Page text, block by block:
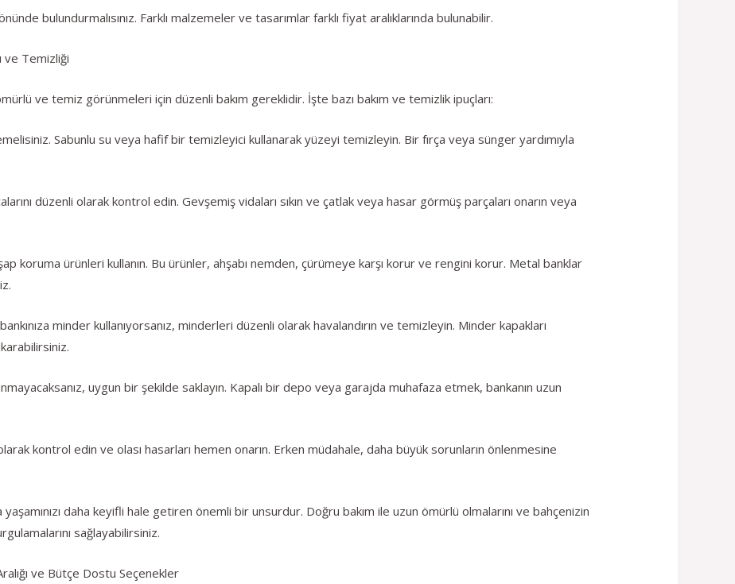
bulundurmalısınız. Farklı malzemeler ve tasarımlar farklı fiyat aralıklarında bulunabilir.
ve Temizliği
ve temiz görünmeleri için düzenli bakım gereklidir. İşte bazı bakım ve temizlik ipuçları:
Sabunlu su veya hafif bir temizleyici kullanarak yüzeyi temizleyin. Bir fırça veya sünger yardımıyla
düzenli olarak kontrol edin. Gevşemiş vidaları sıkın ve çatlak veya hasar görmüş parçaları onarın veya
koruma ürünleri kullanın. Bu ürünler, ahşabı nemden, çürümeye karşı korur ve rengini korur. Metal banklar
minder kullanıyorsanız, minderleri düzenli olarak havalandırın ve temizleyin. Minder kapakları
uygun bir şekilde saklayın. Kapalı bir depo veya garajda muhafaza etmek, bankanın uzun
kontrol edin ve olası hasarları hemen onarın. Erken müdahale, daha büyük sorunların önlenmesine
yaşamınızı daha keyifli hale getiren önemli bir unsurdur. Doğru bakım ile uzun ömürlü olmalarını ve bahçenizin
sağlayabilirsiniz.
ve Bütçe Dostu Seçenekler